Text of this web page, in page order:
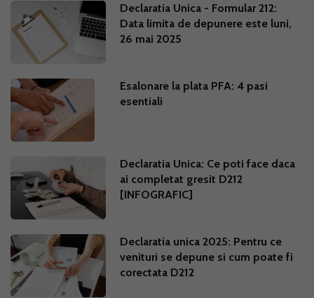
Declaratia Unica - Formular 212:
Data limita de depunere este luni,
26 mai 2025
Esalonare la plata PFA: 4 pasi
esentiali
Declaratia Unica: Ce poti face daca
ai completat gresit D212
[INFOGRAFIC]
Declaratia unica 2025: Pentru ce
venituri se depune si cum poate fi
corectata D212